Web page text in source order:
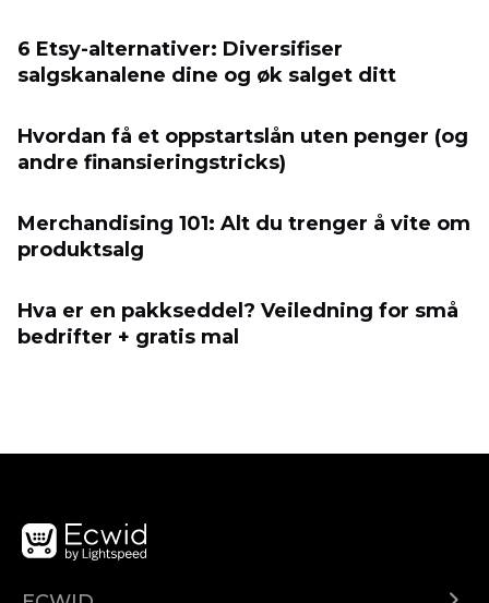
6 Etsy-alternativer: Diversifiser
salgskanalene dine og øk salget ditt
Hvordan få et oppstartslån uten penger (og
andre finansieringstricks)
Merchandising 101: Alt du trenger å vite om
produktsalg
Hva er en pakkseddel? Veiledning for små
bedrifter + gratis mal